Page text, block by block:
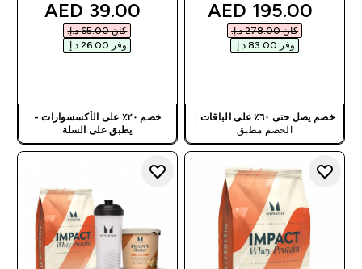
discounted price
195.00 AED‎
كان ‏278.00 د.إ.‏‎
وفر ‏83.00 د.إ.‏‎
خصم يصل حتى ٦٠٪ على الباقات
الخصم مطبق
price
39.00 AED‎
كان ‏65.00 د.إ.‏‎
وفر ‏26.00 د.إ.‏‎
خصم ٢٠٪ على الأكسسوارات -
يطبق على السلة